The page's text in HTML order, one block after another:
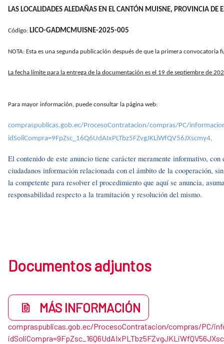
LAS LOCALIDADES ALEDAÑAS EN EL CANTÓN MUISNE, PROVINCIA DE
Código: LICO-GADMCMUISNE-2025-005
NOTA: Esta es una segunda publicación después de que la primera convocatoria
La fecha límite para la entrega de la documentación es el 19 de septiembre de
Para mayor información, puede consultar la página web:
compraspublicas.gob.ec/ProcesoContratacion/compras/PC/
idSoliCompra=9FpZsc_16Q6UdAIxPLTbz5FZvgJKLiWfQV56JXscmy4,
El contenido de este anuncio tiene carácter meramente informativo,
ciudadanos información relacionada con el ámbito de la cooperación,
la competente para resolver el procedimiento que aquí se anuncia,
responsabilidad respecto a la tramitación y resolución del mismo.
Documentos adjuntos
MÁS INFORMACIÓN
compraspublicas.gob.ec/ProcesoContratacion/compras/PC/